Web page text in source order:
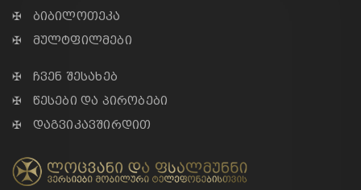
✠ ბიბილოთეკა
✠ მულტფილმები
✠ ჩვენ შესახებ
✠ წესები და პირობები
✠ დაგვიკავშირდით